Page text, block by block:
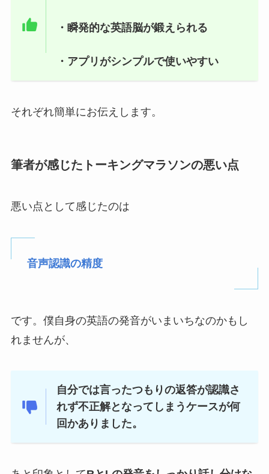
・瞬発的な英語脳が鍛えられる
・アプリがシンプルで使いやすい
それぞれ簡単にお伝えします。
筆者が感じたトーキングマラソンの悪い点
悪い点として感じたのは
音声認識の精度
です。僕自身の英語の発音がいまいちなのかもし
れませんが、
自分では言ったつもりの返答が認識さ
れず不正解となってしまうケースが何
回かありました。